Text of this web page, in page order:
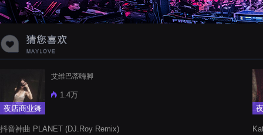
夜店商业舞
艾维巴蒂嗨脚
1.4万
抖音神曲 PLANET (DJ.Roy Remix)